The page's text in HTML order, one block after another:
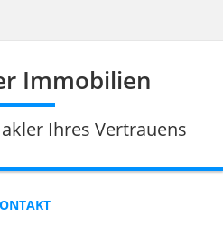
Immobilien
Ihres Vertrauens